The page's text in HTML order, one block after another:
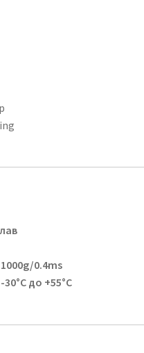
1000g/0.4ms
-30°C до +55°C